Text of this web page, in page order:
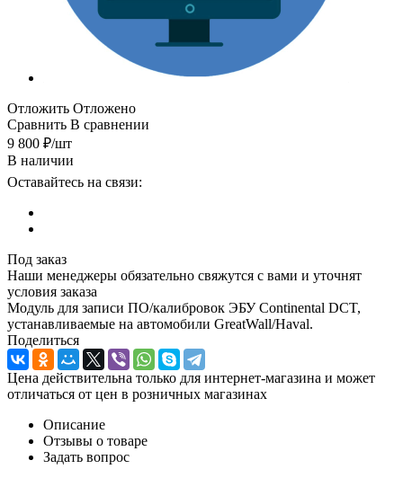
Отложить Отложено
Сравнить В сравнении
9 800 ₽/шт
В наличии
Оставайтесь на связи:
Под заказ
Наши менеджеры обязательно свяжутся с вами и уточнят
условия заказа
Модуль для записи ПО/калибровок ЭБУ Continental DCT,
устанавливаемые на автомобили GreatWall/Haval.
Поделиться
Цена действительна только для интернет-магазина и может
отличаться от цен в розничных магазинах
Описание
Отзывы о товаре
Задать вопрос